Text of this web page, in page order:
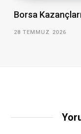
Borsa
28 TEMMUZ 2026